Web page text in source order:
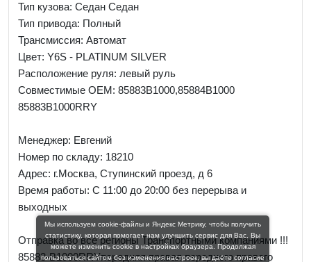
Тип кузова: Седан Седан
Тип привода: Полный
Трансмиссия: Автомат
Цвет: Y6S - PLATINUM SILVER
Расположение руля: левый руль
Совместимые OEM: 85883B1000,85884B1000
85883B1000RRY
Менеджер: Евгений
Номер по складу: 18210
Адрес: г.Москва, Ступинский проезд, д 6
Время работы: С 11:00 до 20:00 без перерыва и
выходных
Отправка во все регионы Транспортными компаниями !!!
85883-B1000RRYпередняя правая переднего правого
Мы используем cookie-файлы и Яндекс Метрику, чтобы получить
статистику, которая помогает нам улучшить сервис для Вас. Вы
можете изменить cookie в настройках браузера. Продолжая
пользоваться сайтом без изменения настроек, вы даёте согласие